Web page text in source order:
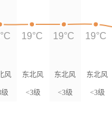
风 东北风
<3级
东北风
<3级
东北风
<3级
19°C 19°C 19°C